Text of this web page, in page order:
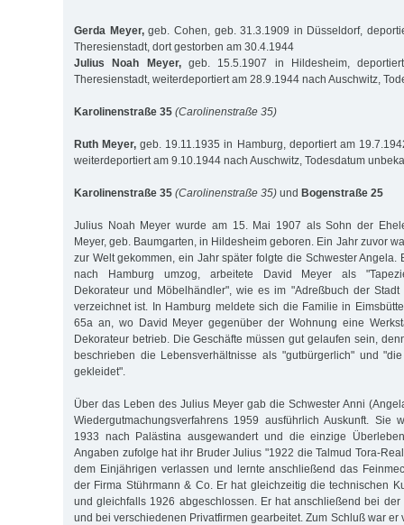
Gerda Meyer,geb. Cohen, geb. 31.3.1909 in Düsseldorf,
Theresienstadt, dort gestorben am 30.4.1944
Julius Noah Meyer,geb. 15.5.1907 in Hildesheim,
Theresienstadt, weiterdeportiert am 28.9.1944 nach Auschwitz,
Karolinenstraße 35 (Carolinenstraße 35)
Ruth Meyer, geb. 19.11.1935 in Hamburg, deportiert am
weiterdeportiert am 9.10.1944 nach Auschwitz, Todesdatum
Karolinenstraße 35 (Carolinenstraße 35) und Bogenstraße 25
Julius Noah Meyer wurde am 15. Mai 1907 als Sohn der
Meyer, geb. Baumgarten, in Hildesheim geboren. Ein Jahr zuvor
zur Welt gekommen, ein Jahr später folgte die Schwester Angela.
nach Hamburg umzog, arbeitete David Meyer als
Dekorateur und Möbelhändler", wie es im "Adreßbuch der
verzeichnet ist. In Hamburg meldete sich die Familie in
65a an, wo David Meyer gegenüber der Wohnung eine
Dekorateur betrieb. Die Geschäfte müssen gut gelaufen sein,
beschrieben die Lebensverhältnisse als "gutbürgerlich" und
gekleidet".
Über das Leben des Julius Meyer gab die Schwester Anni
Wiedergutmachungsverfahrens 1959 ausführlich Auskunft. Sie
1933 nach Palästina ausgewandert und die einzige
Angaben zufolge hat ihr Bruder Julius "1922 die Talmud Tora-
dem Einjährigen verlassen und lernte anschließend das
der Firma Stührmann & Co. Er hat gleichzeitig die technischen
und gleichfalls 1926 abgeschlossen. Er hat anschließend bei der
und bei verschiedenen Privatfirmen gearbeitet. Zum Schluß war er